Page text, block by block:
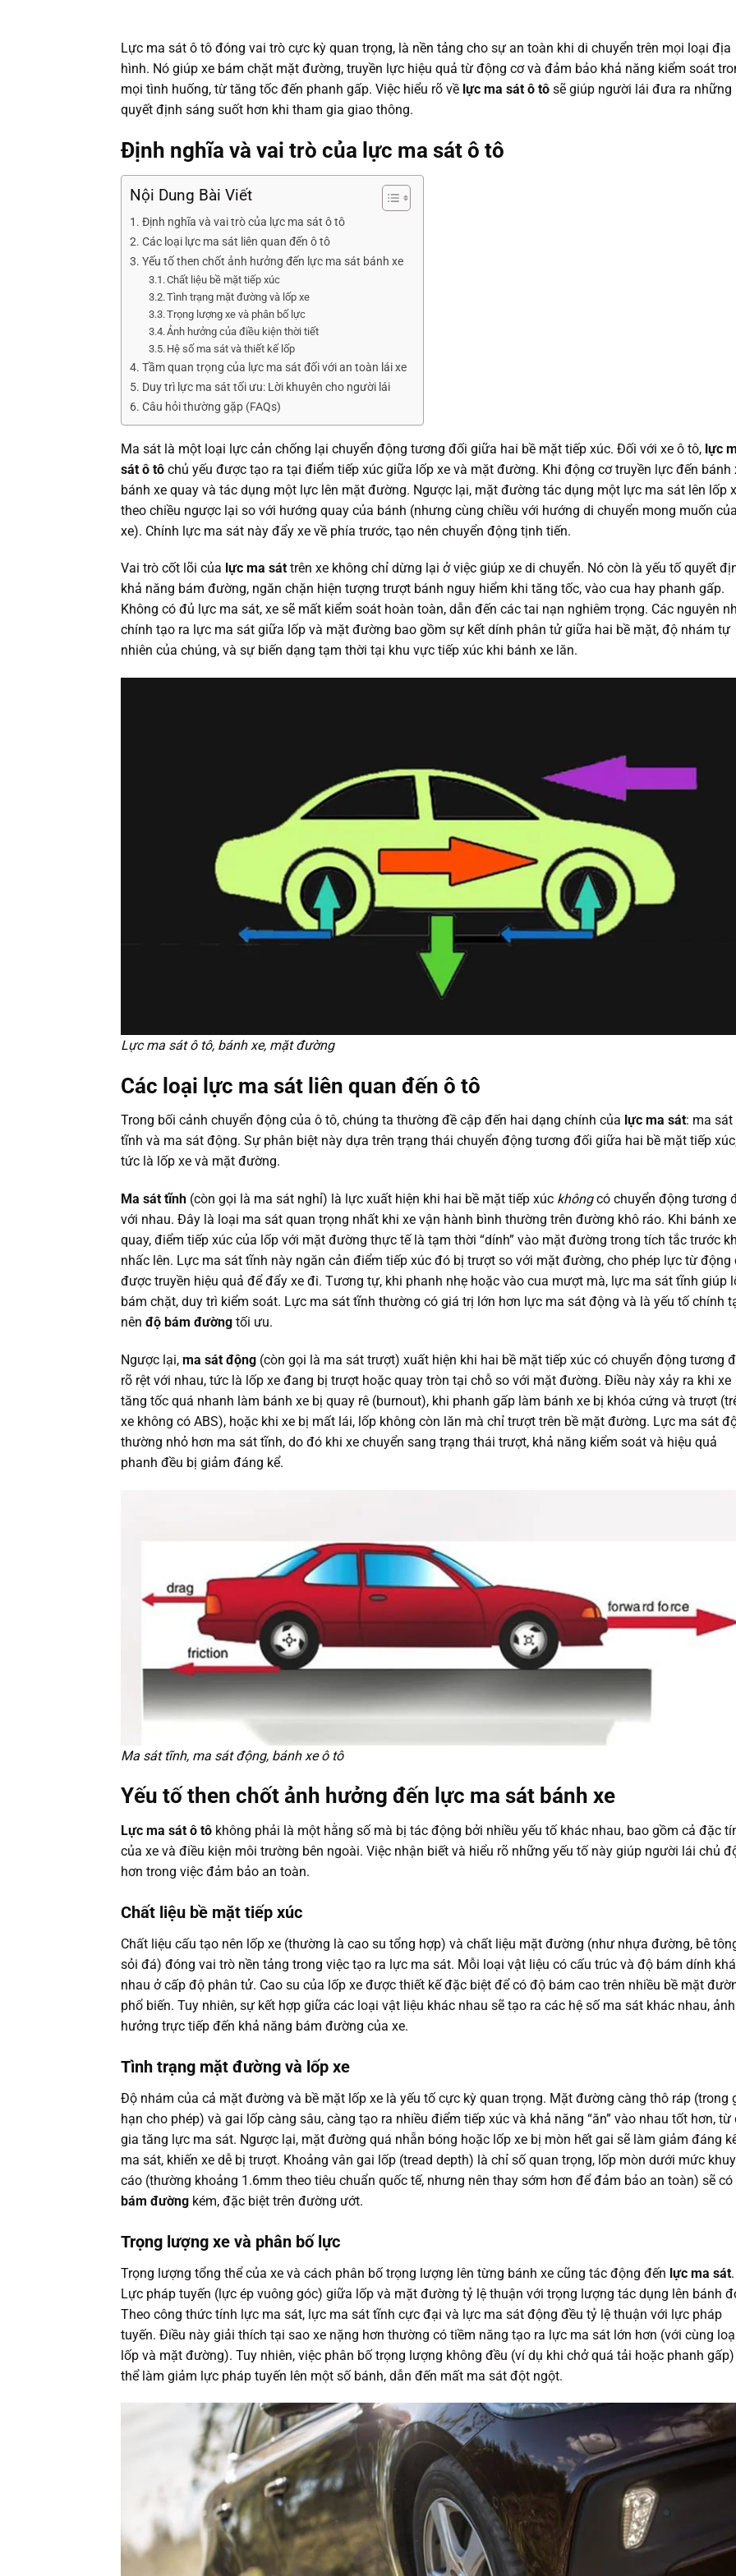
Lực ma sát ô tô đóng vai trò cực kỳ quan trọng, là nền tảng cho sự an toàn khi di chuyển trên mọi loại địa
hình. Nó giúp xe bám chặt mặt đường, truyền lực hiệu quả từ động cơ và đảm bảo khả năng kiểm soát
mọi tình huống, từ tăng tốc đến phanh gấp. Việc hiểu rõ về lực ma sát ô tô sẽ giúp người lái đưa ra những
quyết định sáng suốt hơn khi tham gia giao thông.
Định nghĩa và vai trò của lực ma sát ô tô
Nội Dung Bài Viết
Định nghĩa và vai trò của lực ma sát ô tô
Các loại lực ma sát liên quan đến ô tô
Yếu tố then chốt ảnh hưởng đến lực ma sát bánh xe
Chất liệu bề mặt tiếp xúc
Tình trạng mặt đường và lốp xe
Trọng lượng xe và phân bố lực
Ảnh hưởng của điều kiện thời tiết
Hệ số ma sát và thiết kế lốp
Tầm quan trọng của lực ma sát đối với an toàn lái xe
Duy trì lực ma sát tối ưu: Lời khuyên cho người lái
Câu hỏi thường gặp (FAQs)
Ma sát là một loại lực cản chống lại chuyển động tương đối giữa hai bề mặt tiếp xúc. Đối với xe ô tô, lực
sát ô tô chủ yếu được tạo ra tại điểm tiếp xúc giữa lốp xe và mặt đường. Khi động cơ truyền lực đến bánh
bánh xe quay và tác dụng một lực lên mặt đường. Ngược lại, mặt đường tác dụng một lực ma sát lên lốp
theo chiều ngược lại so với hướng quay của bánh (nhưng cùng chiều với hướng di chuyển mong muốn
xe). Chính lực ma sát này đẩy xe về phía trước, tạo nên chuyển động tịnh tiến.
Vai trò cốt lõi của lực ma sát trên xe không chỉ dừng lại ở việc giúp xe di chuyển. Nó còn là yếu tố quyết
khả năng bám đường, ngăn chặn hiện tượng trượt bánh nguy hiểm khi tăng tốc, vào cua hay phanh gấp.
Không có đủ lực ma sát, xe sẽ mất kiểm soát hoàn toàn, dẫn đến các tai nạn nghiêm trọng. Các nguyên
chính tạo ra lực ma sát giữa lốp và mặt đường bao gồm sự kết dính phân tử giữa hai bề mặt, độ nhám tự
nhiên của chúng, và sự biến dạng tạm thời tại khu vực tiếp xúc khi bánh xe lăn.
Lực ma sát ô tô, bánh xe, mặt đường
Các loại lực ma sát liên quan đến ô tô
Trong bối cảnh chuyển động của ô tô, chúng ta thường đề cập đến hai dạng chính của lực ma sát: ma sát
tĩnh và ma sát động. Sự phân biệt này dựa trên trạng thái chuyển động tương đối giữa hai bề mặt tiếp
tức là lốp xe và mặt đường.
Ma sát tĩnh (còn gọi là ma sát nghỉ) là lực xuất hiện khi hai bề mặt tiếp xúc khôngcó chuyển động tương
với nhau. Đây là loại ma sát quan trọng nhất khi xe vận hành bình thường trên đường khô ráo. Khi bánh xe
quay, điểm tiếp xúc của lốp với mặt đường thực tế là tạm thời “dính” vào mặt đường trong tích tắc trước
nhấc lên. Lực ma sát tĩnh này ngăn cản điểm tiếp xúc đó bị trượt so với mặt đường, cho phép lực từ động
được truyền hiệu quả để đẩy xe đi. Tương tự, khi phanh nhẹ hoặc vào cua mượt mà, lực ma sát tĩnh giúp
bám chặt, duy trì kiểm soát. Lực ma sát tĩnh thường có giá trị lớn hơn lực ma sát động và là yếu tố chính
nên độ bám đường tối ưu.
Ngược lại, ma sát động (còn gọi là ma sát trượt) xuất hiện khi hai bề mặt tiếp xúc có chuyển động tương
rõ rệt với nhau, tức là lốp xe đang bị trượt hoặc quay tròn tại chỗ so với mặt đường. Điều này xảy ra khi xe
tăng tốc quá nhanh làm bánh xe bị quay rê (burnout), khi phanh gấp làm bánh xe bị khóa cứng và trượt
xe không có ABS), hoặc khi xe bị mất lái, lốp không còn lăn mà chỉ trượt trên bề mặt đường. Lực ma sát
thường nhỏ hơn ma sát tĩnh, do đó khi xe chuyển sang trạng thái trượt, khả năng kiểm soát và hiệu quả
phanh đều bị giảm đáng kể.
Ma sát tĩnh, ma sát động, bánh xe ô tô
Yếu tố then chốt ảnh hưởng đến lực ma sát bánh xe
Lực ma sát ô tô không phải là một hằng số mà bị tác động bởi nhiều yếu tố khác nhau, bao gồm cả đặc
của xe và điều kiện môi trường bên ngoài. Việc nhận biết và hiểu rõ những yếu tố này giúp người lái chủ
hơn trong việc đảm bảo an toàn.
Chất liệu bề mặt tiếp xúc
Chất liệu cấu tạo nên lốp xe (thường là cao su tổng hợp) và chất liệu mặt đường (như nhựa đường, bê
sỏi đá) đóng vai trò nền tảng trong việc tạo ra lực ma sát. Mỗi loại vật liệu có cấu trúc và độ bám dính
nhau ở cấp độ phân tử. Cao su của lốp xe được thiết kế đặc biệt để có độ bám cao trên nhiều bề mặt
phổ biến. Tuy nhiên, sự kết hợp giữa các loại vật liệu khác nhau sẽ tạo ra các hệ số ma sát khác nhau, ảnh
hưởng trực tiếp đến khả năng bám đường của xe.
Tình trạng mặt đường và lốp xe
Độ nhám của cả mặt đường và bề mặt lốp xe là yếu tố cực kỳ quan trọng. Mặt đường càng thô ráp (trong
hạn cho phép) và gai lốp càng sâu, càng tạo ra nhiều điểm tiếp xúc và khả năng “ăn” vào nhau tốt hơn, từ
gia tăng lực ma sát. Ngược lại, mặt đường quá nhẵn bóng hoặc lốp xe bị mòn hết gai sẽ làm giảm đáng
ma sát, khiến xe dễ bị trượt. Khoảng vân gai lốp (tread depth) là chỉ số quan trọng, lốp mòn dưới mức
cáo (thường khoảng 1.6mm theo tiêu chuẩn quốc tế, nhưng nên thay sớm hơn để đảm bảo an toàn) sẽ có
bám đường kém, đặc biệt trên đường ướt.
Trọng lượng xe và phân bố lực
Trọng lượng tổng thể của xe và cách phân bố trọng lượng lên từng bánh xe cũng tác động đến lực ma sát.
Lực pháp tuyến (lực ép vuông góc) giữa lốp và mặt đường tỷ lệ thuận với trọng lượng tác dụng lên bánh
Theo công thức tính lực ma sát, lực ma sát tĩnh cực đại và lực ma sát động đều tỷ lệ thuận với lực pháp
tuyến. Điều này giải thích tại sao xe nặng hơn thường có tiềm năng tạo ra lực ma sát lớn hơn (với cùng
lốp và mặt đường). Tuy nhiên, việc phân bố trọng lượng không đều (ví dụ khi chở quá tải hoặc phanh
thể làm giảm lực pháp tuyến lên một số bánh, dẫn đến mất ma sát đột ngột.